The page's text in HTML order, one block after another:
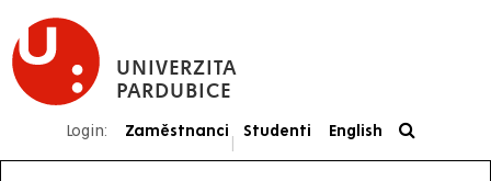
Přejít
hlavnímu
UNIVERZITA
PARDUBICE
Login: Zaměstnanci
|
Studenti English